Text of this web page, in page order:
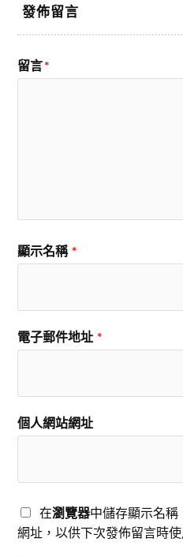
發佈留言
留言*
顯示名稱 *
電子郵件地址 *
個人網站網址
在瀏覽器中儲存顯示名
網址，以供下次發佈留言時使